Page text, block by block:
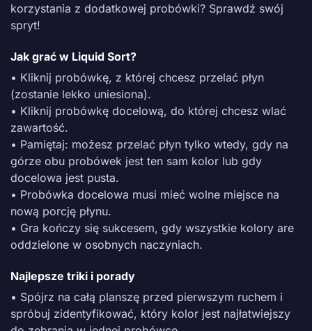
korzystania z dodatkowej probówki? Sprawdź swój
spryt!
Jak grać w Liquid Sort?
• Kliknij probówkę, z której chcesz przelać płyn
(zostanie lekko uniesiona).
• Kliknij probówkę docelową, do której chcesz wlać
zawartość.
• Pamiętaj: możesz przelać płyn tylko wtedy, gdy na
górze obu probówek jest ten sam kolor lub gdy
docelowa jest pusta.
• Probówka docelowa musi mieć wolne miejsce na
nową porcję płynu.
• Gra kończy się sukcesem, gdy wszystkie kolory are
oddzielone w osobnych naczyniach.
Najlepsze triki i porady
• Spójrz na całą planszę przed pierwszym ruchem i
spróbuj zidentyfikować, który kolor jest najłatwiejszy